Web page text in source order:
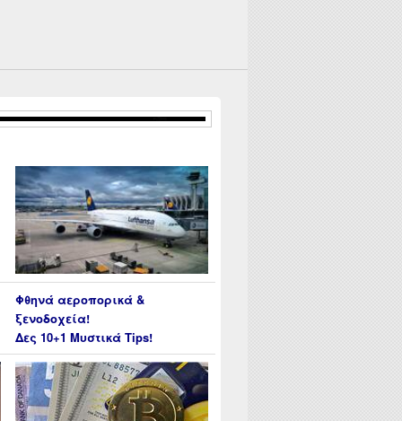
Φθηνά αεροπορικά &
ξενοδοχεία!
Δες 10+1 Μυστικά Tips!